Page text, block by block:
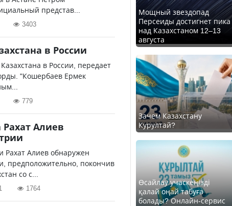
представ...
3403
в России
в России, передает
"Кошербаев Ермек
779
Алиев
Рахат Алиев обнаружен
предположительно, покончив
со с...
1764
Мощный звездопад
Персеиды достигнет пика
над Казахстаном 12–13
августа
Зачем Казахстану
Курултай?
Өсайлау учаскеңізді
қалай оңай табуға
болады? Онлайн-сервис